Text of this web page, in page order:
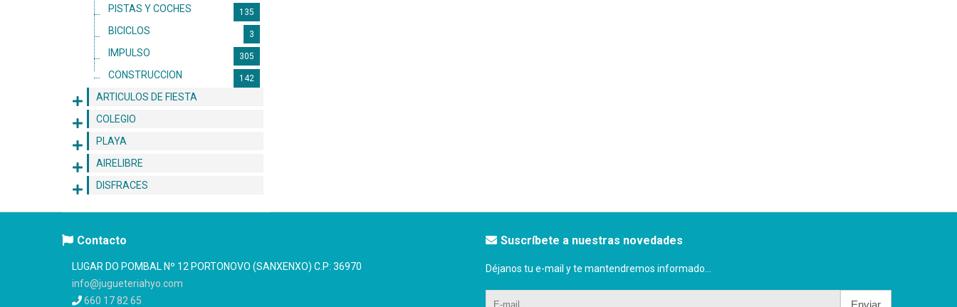
PISTAS Y COCHES 135
BICICLOS 3
IMPULSO 305
CONSTRUCCION 142
ARTICULOS DE FIESTA
COLEGIO
PLAYA
AIRELIBRE
DISFRACES
Contacto
LUGAR DO POMBAL Nº 12 PORTONOVO (SANXENXO) C.P: 36970
info@jugueteriahyo.com
660 17 82 65
Suscríbete a nuestras novedades
Déjanos tu e-mail y te mantendremos informado...
Enviar